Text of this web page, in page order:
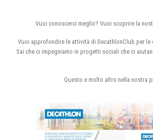
Vuoi conoscerci meglio? Vuoi scoprire la
Vuoi approfondire le attività di DecathlonClub per le
Sai che ci impegniamo in progetti sociali che ci
Questo e molto altro nella nostra